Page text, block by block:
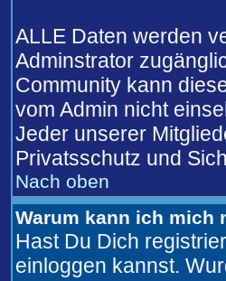
ALLE Daten werden
Adminstrator
Community kann
vom Admin nicht
Jeder unserer
Privatsschutz und
Nach oben
Warum kann ich mich
Hast Du Dich
einloggen kannst.